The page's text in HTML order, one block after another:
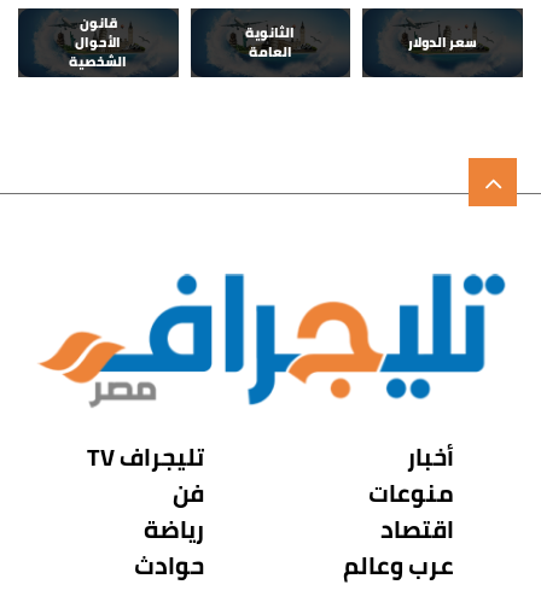
سعر الدولار
الثانوية
العامة
قانون
الأحوال
الشخصية
أخبار
منوعات
اقتصاد
عرب وعالم
تليجراف TV
فن
رياضة
حوادث